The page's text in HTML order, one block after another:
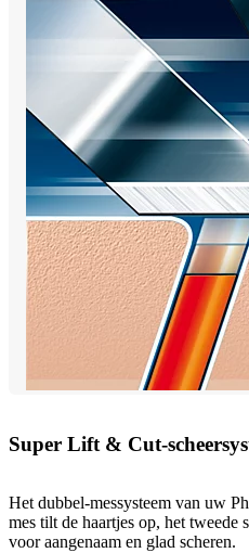
Super Lift & Cut-
Het dubbel-messysteem van uw
mes tilt de haartjes op, het tweede
voor aangenaam en glad scheren.